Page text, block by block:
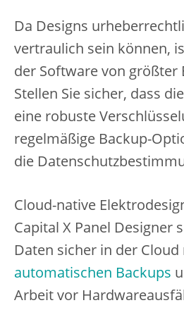
Da Designs
vertraulich sein können,
der Software von größter
Stellen Sie sicher, dass
eine robuste
regelmäßige Backup-
die
Cloud-native
Capital X Panel Designer
Daten sicher in der
automatischen Backups
Arbeit vor